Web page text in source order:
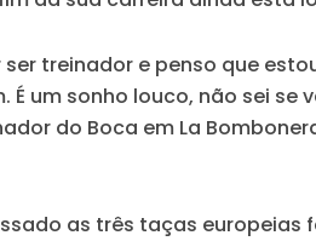
treinador e penso que
um sonho louco, não sei se
do Boca em La
as três taças